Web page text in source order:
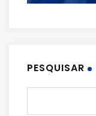
PESQUISAR